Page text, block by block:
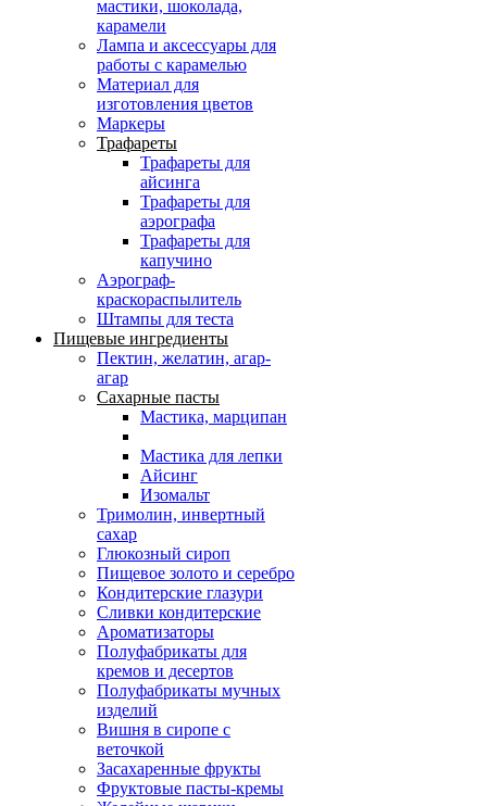
мастики, шоколада,
карамели
Лампа и аксессуары для
работы с карамелью
Материал для
изготовления цветов
Маркеры
Трафареты
Трафареты для
айсинга
Трафареты для
аэрографа
Трафареты для
капучино
Аэрограф-
краскораспылитель
Штампы для теста
Пищевые ингредиенты
Пектин, желатин, агар-
агар
Сахарные пасты
Мастика, марципан
Мастика для лепки
Айсинг
Изомальт
Тримолин, инвертный
сахар
Глюкозный сироп
Пищевое золото и серебро
Кондитерские глазури
Сливки кондитерские
Ароматизаторы
Полуфабрикаты для
кремов и десертов
Полуфабрикаты мучных
изделий
Вишня в сиропе с
веточкой
Засахаренные фрукты
Фруктовые пасты-кремы